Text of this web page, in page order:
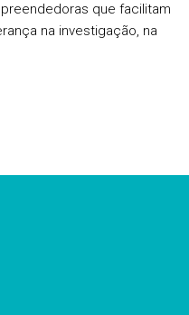
que facilitam
na investigação, na